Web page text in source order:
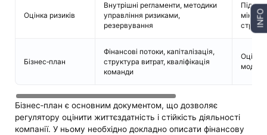
Оцінка ризиків
Внутрішні регламенти, методики
управління ризиками,
резервування
Бізнес‑план
Фінансові потоки, капіталізація,
структура витрат, кваліфікація
команди
Оцінка
моделі
Бізнес‑план є основним документом, що дозволяє
регулятору оцінити життєздатність і стійкість діяльності
компанії. У ньому необхідно докладно описати фінансову
INFO